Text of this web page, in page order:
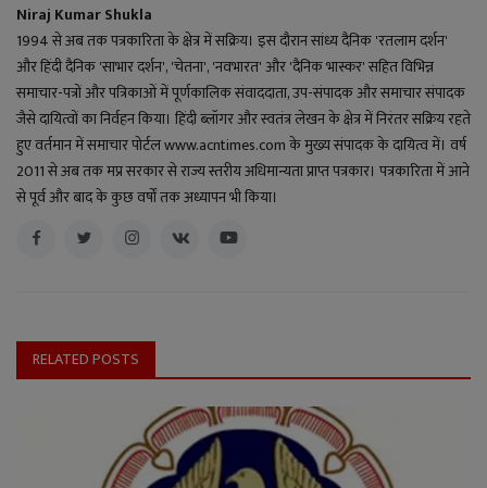
Niraj Kumar Shukla
1994 से अब तक पत्रकारिता के क्षेत्र में सक्रिय। इस दौरान सांध्य दैनिक 'रतलाम दर्शन'
और हिंदी दैनिक 'साभार दर्शन', 'चेतना', 'नवभारत' और 'दैनिक भास्कर' सहित विभिन्न
समाचार-पत्रों और पत्रिकाओं में पूर्णकालिक संवाददाता, उप-संपादक और समाचार संपादक
जैसे दायित्वों का निर्वहन किया। हिंदी ब्लॉगर और स्वतंत्र लेखन के क्षेत्र में निरंतर सक्रिय रहते
हुए वर्तमान में समाचार पोर्टल www.acntimes.com के मुख्य संपादक के दायित्व में। वर्ष
2011 से अब तक मप्र सरकार से राज्य स्तरीय अधिमान्यता प्राप्त पत्रकार। पत्रकारिता में आने
से पूर्व और बाद के कुछ वर्षों तक अध्यापन भी किया।
RELATED POSTS